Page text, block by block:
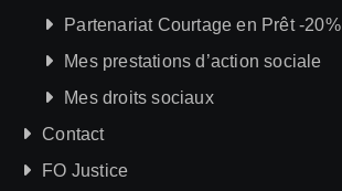
Partenariat Courtage en Prêt -20%
Mes prestations d’action sociale
Mes droits sociaux
Contact
FO Justice